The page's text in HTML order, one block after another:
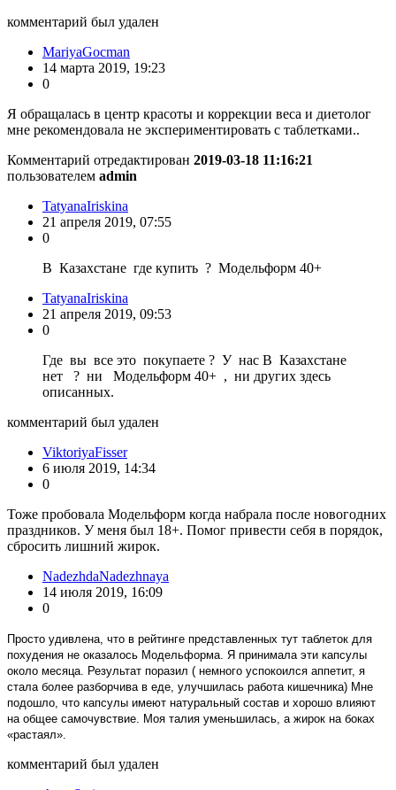
комментарий был удален
MariyaGocman
14 марта 2019, 19:23
0
Я обращалась в центр красоты и коррекции веса и диетолог
мне рекомендовала не экспериментировать с таблетками..
Комментарий отредактирован 2019-03-18 11:16:21
пользователем admin
TatyanaIriskina
21 апреля 2019, 07:55
0
В Казахстане где купить ? Модельформ 40+
TatyanaIriskina
21 апреля 2019, 09:53
0
Где вы все это покупаете ? У нас В Казахстане
нет ? ни Модельформ 40+ , ни других здесь
описанных.
комментарий был удален
ViktoriyaFisser
6 июля 2019, 14:34
0
Тоже пробовала Модельформ когда набрала после новогодних
праздников. У меня был 18+. Помог привести себя в порядок,
сбросить лишний жирок.
NadezhdaNadezhnaya
14 июля 2019, 16:09
0
Просто удивлена, что в рейтинге представленных тут таблеток для
похудения не оказалось Модельформа. Я принимала эти капсулы
около месяца. Результат поразил ( немного успокоился аппетит, я
стала более разборчива в еде, улучшилась работа кишечника) Мне
подошло, что капсулы имеют натуральный состав и хорошо влияют
на общее самочувствие. Моя талия уменьшилась, а жирок на боках
«растаял».
комментарий был удален